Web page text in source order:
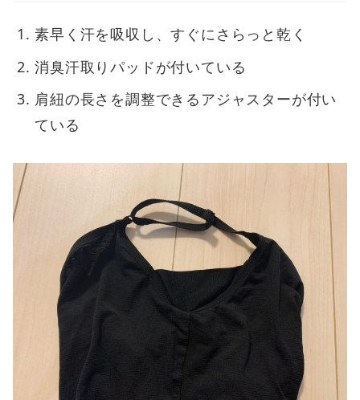
素早く汗を吸収し、すぐにさらっと乾く
消臭汗取りパッドが付いている
肩紐の長さを調整できるアジャスターが付い
ている